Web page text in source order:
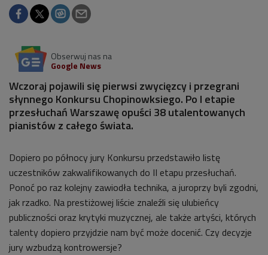
Obserwuj nas na
Google News
Wczoraj pojawili się pierwsi zwycięzcy i przegrani
słynnego Konkursu Chopinowksiego. Po I etapie
przesłuchań Warszawę opuści 38 utalentowanych
pianistów z całego świata.
Dopiero po północy jury Konkursu przedstawiło listę
uczestników zakwalifikowanych do II etapu przesłuchań.
Ponoć po raz kolejny zawiodła technika, a juroprzy byli zgodni,
jak rzadko. Na prestiżowej liście znaleźli się ulubieńcy
publiczności oraz krytyki muzycznej, ale także artyści, których
talenty dopiero przyjdzie nam być może docenić. Czy decyzje
jury wzbudzą kontrowersje?